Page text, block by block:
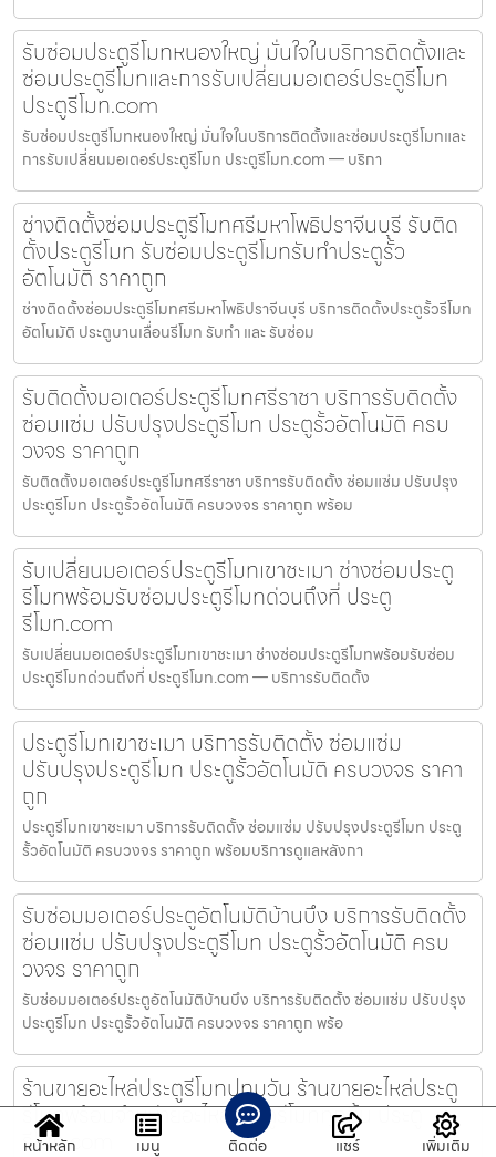
รับซ่อมประตูรีโมทหนองใหญ่ มั่นใจในบริการติดตั้งและ
ซ่อมประตูรีโมทและการรับเปลี่ยนมอเตอร์ประตูรีโมท
ประตูรีโมท.com
รับซ่อมประตูรีโมทหนองใหญ่ มั่นใจในบริการติดตั้งและซ่อมประตูรีโมทและ
การรับเปลี่ยนมอเตอร์ประตูรีโมท ประตูรีโมท.com — บริกา
ช่างติดตั้งซ่อมประตูรีโมทศรีมหาโพธิปราจีนบุรี รับติด
ตั้งประตูรีโมท รับซ่อมประตูรีโมทรับทำประตูรั้ว
อัตโนมัติ ราคาถูก
ช่างติดตั้งซ่อมประตูรีโมทศรีมหาโพธิปราจีนบุรี บริการติดตั้งประตูรั้วรีโมท
อัตโนมัติ ประตูบานเลื่อนรีโมท รับทำ และ รับซ่อม
รับติดตั้งมอเตอร์ประตูรีโมทศรีราชา บริการรับติดตั้ง
ซ่อมแซ่ม ปรับปรุงประตูรีโมท ประตูรั้วอัตโนมัติ ครบ
วงจร ราคาถูก
รับติดตั้งมอเตอร์ประตูรีโมทศรีราชา บริการรับติดตั้ง ซ่อมแซ่ม ปรับปรุง
ประตูรีโมท ประตูรั้วอัตโนมัติ ครบวงจร ราคาถูก พร้อม
รับเปลี่ยนมอเตอร์ประตูรีโมทเขาชะเมา ช่างซ่อมประตู
รีโมทพร้อมรับซ่อมประตูรีโมทด่วนถึงที่ ประตู
รีโมท.com
รับเปลี่ยนมอเตอร์ประตูรีโมทเขาชะเมา ช่างซ่อมประตูรีโมทพร้อมรับซ่อม
ประตูรีโมทด่วนถึงที่ ประตูรีโมท.com — บริการรับติดตั้ง
ประตูรีโมทเขาชะเมา บริการรับติดตั้ง ซ่อมแซ่ม
ปรับปรุงประตูรีโมท ประตูรั้วอัตโนมัติ ครบวงจร ราคา
ถูก
ประตูรีโมทเขาชะเมา บริการรับติดตั้ง ซ่อมแซ่ม ปรับปรุงประตูรีโมท ประตู
รั้วอัตโนมัติ ครบวงจร ราคาถูก พร้อมบริการดูแลหลังกา
รับซ่อมมอเตอร์ประตูอัตโนมัติบ้านบึง บริการรับติดตั้ง
ซ่อมแซ่ม ปรับปรุงประตูรีโมท ประตูรั้วอัตโนมัติ ครบ
วงจร ราคาถูก
รับซ่อมมอเตอร์ประตูอัตโนมัติบ้านบึง บริการรับติดตั้ง ซ่อมแซ่ม ปรับปรุง
ประตูรีโมท ประตูรั้วอัตโนมัติ ครบวงจร ราคาถูก พร้อ
ร้านขายอะไหล่ประตูรีโมทปทุมวัน ร้านขายอะไหล่ประตู
รีโมทพร้อมจำหน่ายอะไหล่ประตูรีโมททุกชิ้น ประตู
รีโมท.com
หน้าหลัก เมนู ติดต่อ แชร์ เพิ่มเติม